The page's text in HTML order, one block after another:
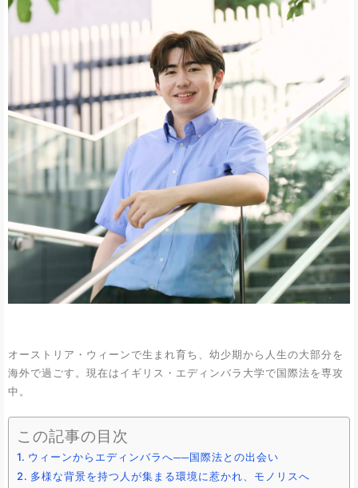
オーストリア・ウィーンで生まれ育ち、幼少期から人生の大部分を
海外で過ごす。現在はイギリス・エディンバラ大学で国際法を専攻
中。
この記事の目次
ウィーンからエディンバラへ──国際法との出会い
多様な背景を持つ人が集まる環境に惹かれ、モノリスへ